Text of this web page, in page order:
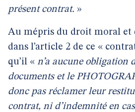
présent contrat. »
Au mépris du droit moral et
dans l’article 2 de ce «
qu’il « n’a aucune obligation
documents et le
donc pas réclamer leur
contrat, ni d’indemnité en